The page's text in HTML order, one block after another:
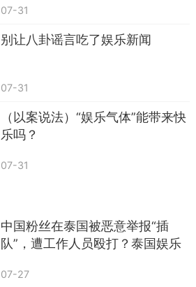
07-31
别让八卦谣言吃了娱乐新闻
07-31
（以案说法）“娱乐气体”能带来快
乐吗？
07-31
中国粉丝在泰国被恶意举报“插
队”，遭工作人员殴打？泰国娱乐
非正式员工，已暂停聘用
07-27